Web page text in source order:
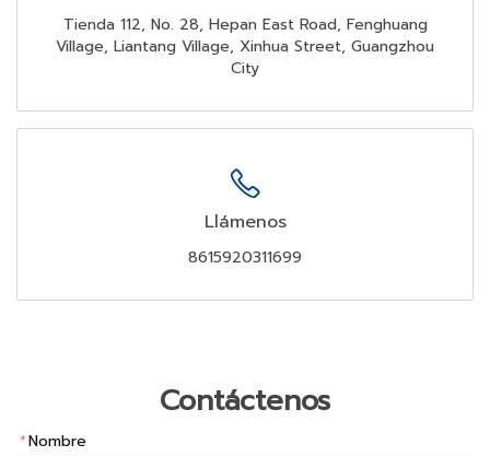
Tienda 112, No. 28, Hepan East Road, Fenghuang
Village, Liantang Village, Xinhua Street, Guangzhou
City
Llámenos
8615920311699
Contáctenos
*Nombre